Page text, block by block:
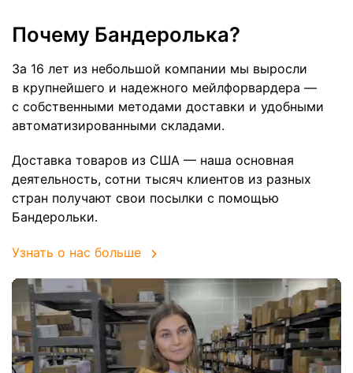
Почему Бандеролька?
За 16 лет из небольшой компании мы выросли
в крупнейшего и надежного мейлфорвардера —
с собственными методами доставки и удобными
автоматизированными складами.
Доставка товаров из США — наша основная
деятельность, сотни тысяч клиентов из разных
стран получают свои посылки с помощью
Бандерольки.
Узнать о нас больше